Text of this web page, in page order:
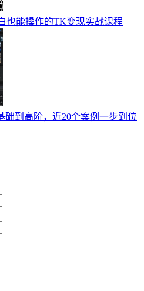
也能操作的TK变现实战课程
础到高阶，近20个案例一步到位